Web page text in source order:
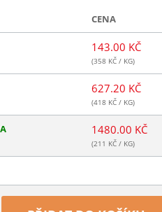
CENA
143.00 KČ
(358 KČ / KG)
627.20 KČ
(418 KČ / KG)
1480.00 KČ
(211 KČ / KG)